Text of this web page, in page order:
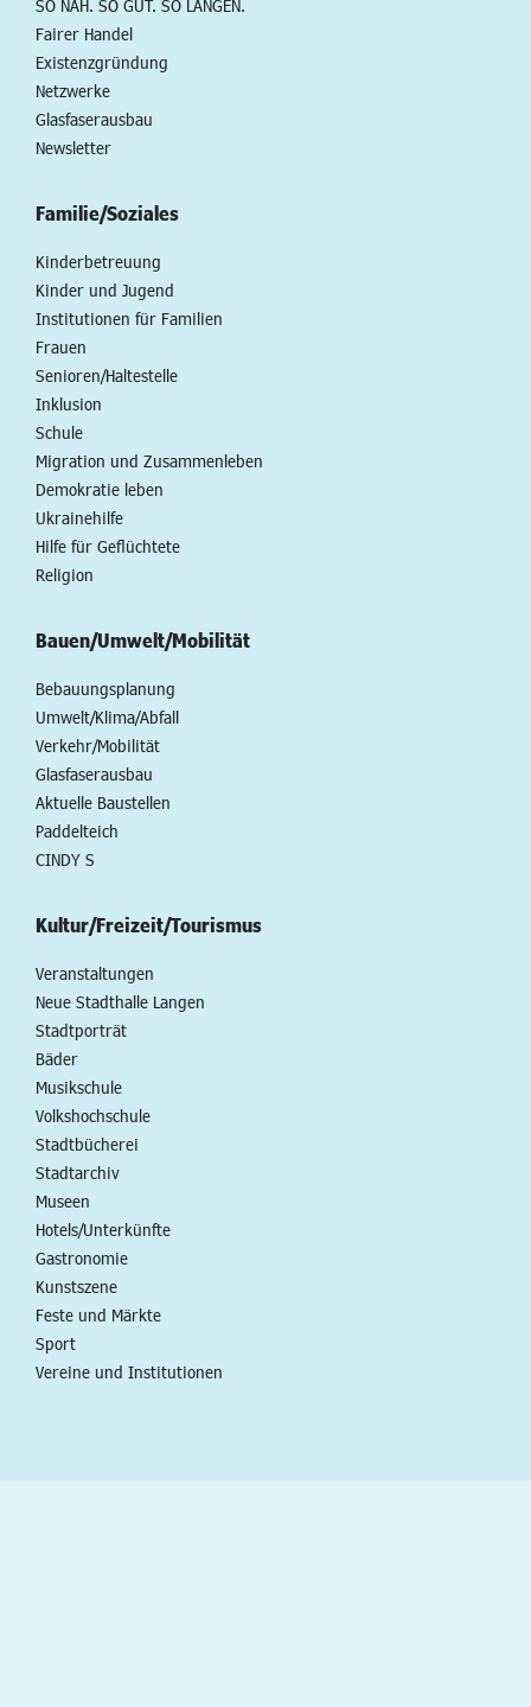
SO NAH. SO GUT. SO LANGEN.
Fairer Handel
Existenzgründung
Netzwerke
Glasfaserausbau
Newsletter
Familie/Soziales
Kinderbetreuung
Kinder und Jugend
Institutionen für Familien
Frauen
Senioren/Haltestelle
Inklusion
Schule
Migration und Zusammenleben
Demokratie leben
Ukrainehilfe
Hilfe für Geflüchtete
Religion
Bauen/Umwelt/Mobilität
Bebauungsplanung
Umwelt/Klima/Abfall
Verkehr/Mobilität
Glasfaserausbau
Aktuelle Baustellen
Paddelteich
CINDY S
Kultur/Freizeit/Tourismus
Veranstaltungen
Neue Stadthalle Langen
Stadtporträt
Bäder
Musikschule
Volkshochschule
Stadtbücherei
Stadtarchiv
Museen
Hotels/Unterkünfte
Gastronomie
Kunstszene
Feste und Märkte
Sport
Vereine und Institutionen